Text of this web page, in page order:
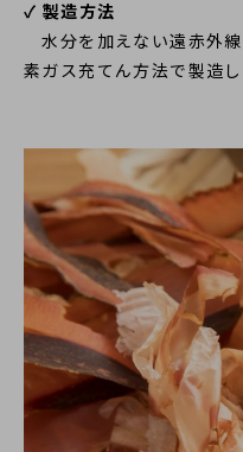
✓ 製造方法
水分を加えない遠赤外
素ガス充てん方法で製造し